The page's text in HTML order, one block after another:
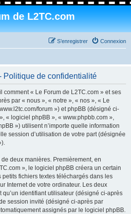
de L2TC.com
Connexion
S’enregistrer
Politique de confidentialité
« Le Forum de L2TC.com » et ses
par « nous », « notre », « nos », « Le
forum ») et phpBB (désigné ci-
« logiciel phpBB », « www.phpbb.com »,
») utilisent n’importe quelle information
session d’utilisation de votre part (désignée
deux manières. Premièrement, en
», le logiciel phpBB créera un certain
fichiers textes téléchargés dans les
Internet de votre ordinateur. Les deux
identifiant utilisateur (désigné ci-après
session invité (désigné ci-après par
assignés par le logiciel phpBB.